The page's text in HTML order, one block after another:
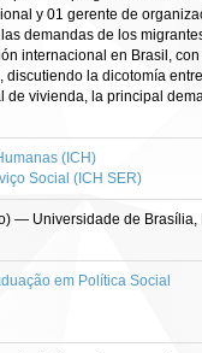
y 01 gerente de
demandas de los
internacional en Brasil,
discutiendo la dicotomía
de vivienda, la principal
(ICH)
Social (ICH SER)
— Universidade de
em Política Social